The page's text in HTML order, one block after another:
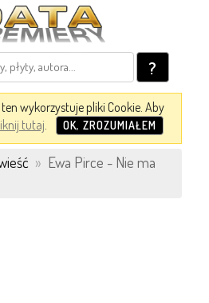
?
wykorzystuje pliki Cookie. Aby
tutaj. OK, ZROZUMIAŁEM
» Ewa Pirce - Nie ma